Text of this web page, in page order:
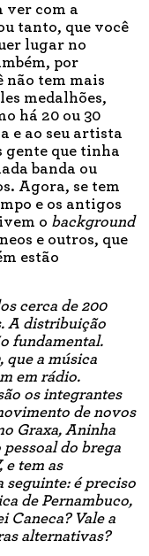
ver com a
tanto, que você
lugar no
por
não tem mais
medalhões,
há 20 ou 30
e ao seu artista
gente que tinha
banda ou
Agora, se tem
e os antigos
o background
e outros, que
estão
cerca de 200
A distribuição
fundamental.
que a música
em rádio.
os integrantes
de novos
Graxa, Aninha
do brega
e tem as
seguinte: é preciso
de Pernambuco,
Caneca? Vale a
alternativas?